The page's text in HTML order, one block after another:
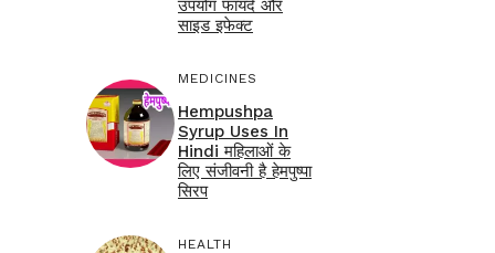
उपयोग फायदे और
साइड इफेक्ट
MEDICINES
Hempushpa
Syrup Uses In
Hindi महिलाओं के
लिए संजीवनी है हेमपुष्पा
सिरप
HEALTH